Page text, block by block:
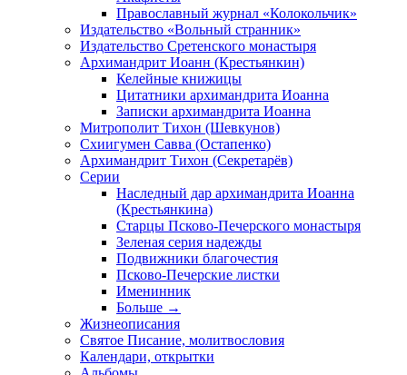
Православный журнал «Колокольчик»
Издательство «Вольный странник»
Издательство Сретенского монастыря
Архимандрит Иоанн (Крестьянкин)
Келейные книжицы
Цитатники архимандрита Иоанна
Записки архимандрита Иоанна
Митрополит Тихон (Шевкунов)
Схиигумен Савва (Остапенко)
Архимандрит Тихон (Секретарёв)
Серии
Наследный дар архимандрита Иоанна
(Крестьянкина)
Старцы Псково-Печерского монастыря
Зеленая серия надежды
Подвижники благочестия
Псково-Печерские листки
Именинник
Больше →
Жизнеописания
Святое Писание, молитвословия
Календари, открытки